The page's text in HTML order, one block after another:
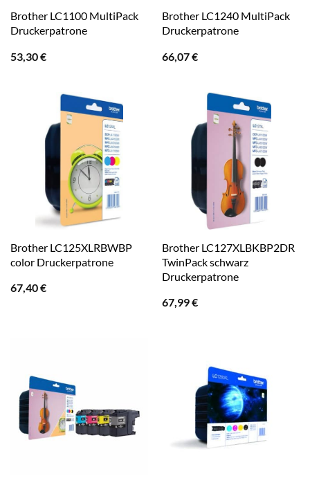
Brother LC1100 MultiPack
Druckerpatrone
53,30€
Brother LC1240 MultiPack
Druckerpatrone
66,07€
Brother LC125XLRBWBP
color Druckerpatrone
67,40€
Brother LC127XLBKBP2DR
TwinPack schwarz
Druckerpatrone
67,99€